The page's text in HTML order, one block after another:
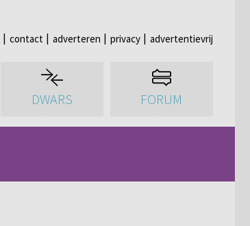
contact adverteren privacy advertentievrij
DWARS FORUM